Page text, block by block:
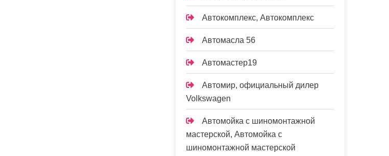
Автокомплекс, Автокомплекс
Автомасла 56
Автомастер19
Автомир, официальный дилер
Volkswagen
Автомойка с шиномонтажной
мастерской, Автомойка с
шиномонтажной мастерской